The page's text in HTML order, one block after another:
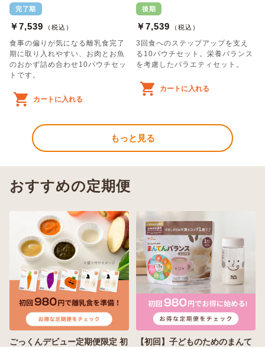
完了期
￥7,539 （税込）
食事の偏りが気になる離乳食完了
期に取り入れやすい、お肉とお魚
のおかず詰め合わせ10パウチセッ
トです。
カートに入れる
後期
￥7,539 （税込）
3回食へのステップアップを支え
る10パウチセット。栄養バランス
を考慮したバラエティセット。
カートに入れる
もっと見る
おすすめの定期便
ごっくんデビュー定期便限定 初
【初回】子どものためのまんて